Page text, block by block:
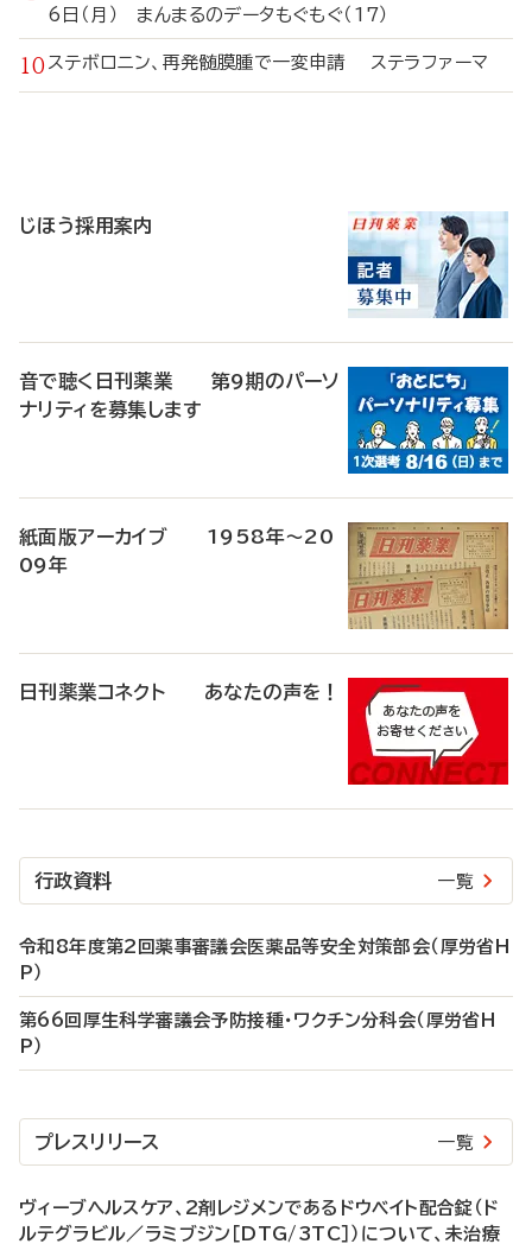
6日（月） まんまるのデータもぐもぐ（17）
ステボロニン、再発髄膜腫で一変申請 ステラファーマ
じほう採用案内
音で聴く日刊薬業 第9期のパーソ
ナリティを募集します
紙面版アーカイブ 1958年～20
09年
日刊薬業コネクト あなたの声を！
行政資料 一覧
令和8年度第2回薬事審議会医薬品等安全対策部会（厚労省H
P）
第66回厚生科学審議会予防接種・ワクチン分科会（厚労省H
P）
プレスリリース 一覧
ヴィーブヘルスケア、2剤レジメンであるドウベイト配合錠（ド
ルテグラビル／ラミブジン［DTG/3TC］）について、未治療